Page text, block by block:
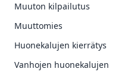
Muuton kilpailutus
Muuttomies
Huonekalujen kierrätys
Vanhojen huonekalujen